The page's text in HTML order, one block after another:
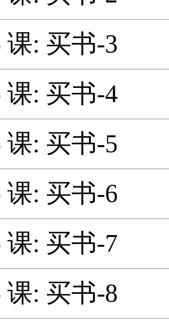
课: 买书-3
课: 买书-4
课: 买书-5
课: 买书-6
课: 买书-7
课: 买书-8